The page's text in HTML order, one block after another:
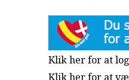
Klik her for at
Klik her for at